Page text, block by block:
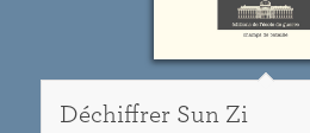
Déchiffrer Sun Zi